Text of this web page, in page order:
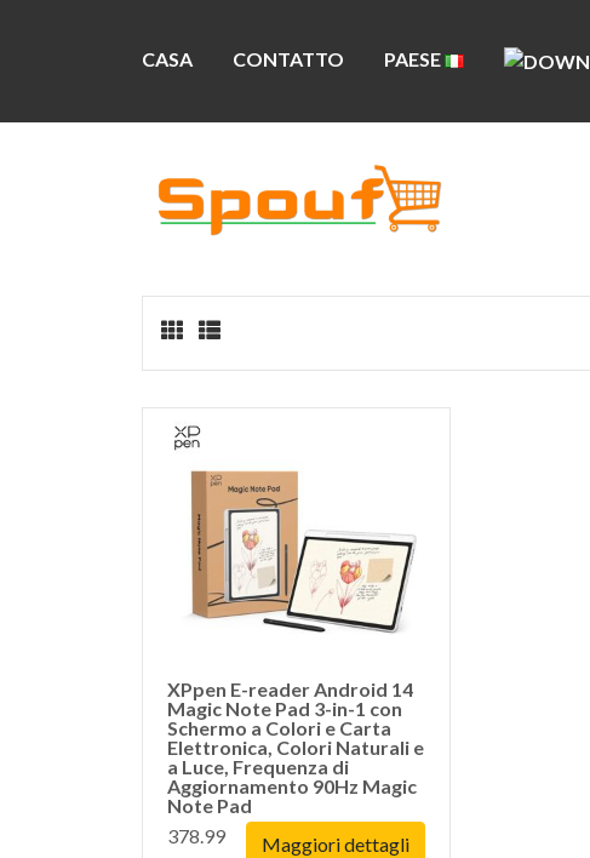
CASA CONTATTO PAESE
XPpen E-reader Android 14
Magic Note Pad 3-in-1 con
Schermo a Colori e Carta
Elettronica, Colori Naturali e
a Luce, Frequenza di
Aggiornamento 90Hz Magic
Note Pad
378.99
Maggiori dettagli